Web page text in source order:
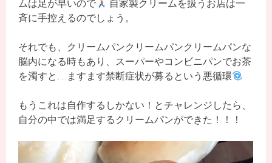
ムは足が早いので
自家製クリームを扱うお店は一
斉に手控えるのでしょう。
それでも、クリームパンクリームパンクリームパンな
脳内になる時もあり、スーパーやコンビニパンでお茶
を濁すと…ますます禁断症状が募るという悪循環
もうこれは自作するしかない！とチャレンジしたら、
自分の中では満足するクリームパンができた！！！